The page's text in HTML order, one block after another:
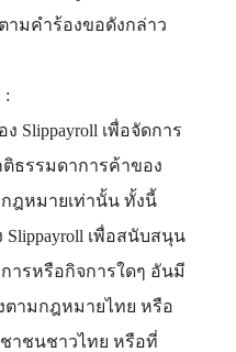
ามคำร้องขอดังกล่าว
:
Slippayroll เพื่อจัดการ
ธรรมดาการค้าของ
ฎหมายเท่านั้น ทั้งนี้
เพื่อสนับสนุน
ารหรือกิจการใดๆ อันมี
ตามกฎหมายไทย หรือ
าชนชาวไทย หรือที่